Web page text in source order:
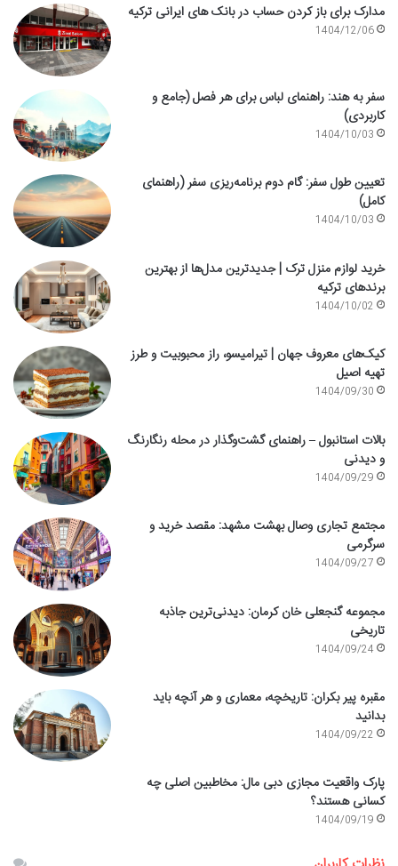
مدارک برای باز کردن حساب در بانک های ایرانی ترکیه
1404/12/06
سفر به هند: راهنمای لباس برای هر فصل (جامع و
کاربردی)
1404/10/03
تعیین طول سفر: گام دوم برنامه‌ریزی سفر (راهنمای
کامل)
1404/10/03
خرید لوازم منزل ترک | جدیدترین مدل‌ها از بهترین
برندهای ترکیه
1404/10/02
کیک‌های معروف جهان | تیرامیسو، راز محبوبیت و طرز
تهیه اصیل
1404/09/30
بالات استانبول – راهنمای گشت‌وگذار در محله رنگارنگ
و دیدنی
1404/09/29
مجتمع تجاری وصال بهشت مشهد: مقصد خرید و
سرگرمی
1404/09/27
مجموعه گنجعلی خان کرمان: دیدنی‌ترین جاذبه
تاریخی
1404/09/24
مقبره پیر بکران: تاریخچه، معماری و هر آنچه باید
بدانید
1404/09/22
پارک واقعیت مجازی دبی مال: مخاطبین اصلی چه
کسانی هستند؟
1404/09/19